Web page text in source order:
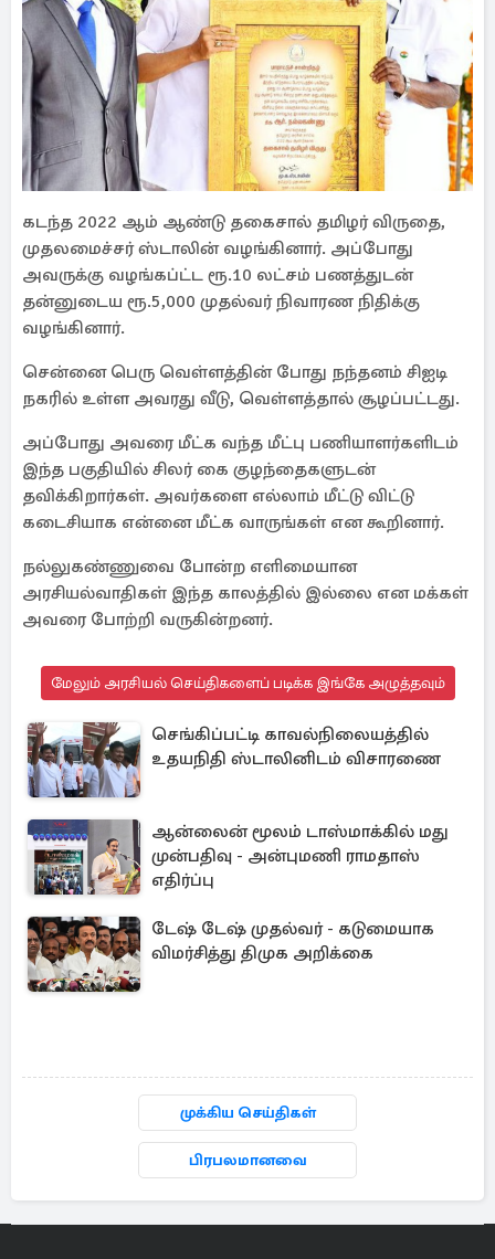
கடந்த 2022 ஆம் ஆண்டு தகைசால் தமிழர் விருதை,
முதலமைச்சர் ஸ்டாலின் வழங்கினார். அப்போது
அவருக்கு வழங்கப்ட்ட ரூ.10 லட்சம் பணத்துடன்
தன்னுடைய ரூ.5,000 முதல்வர் நிவாரண நிதிக்கு
வழங்கினார்.
சென்னை பெரு வெள்ளத்தின் போது நந்தனம் சிஐடி
நகரில் உள்ள அவரது வீடு, வெள்ளத்தால் சூழப்பட்டது.
அப்போது அவரை மீட்க வந்த மீட்பு பணியாளர்களிடம்
இந்த பகுதியில் சிலர் கை குழந்தைகளுடன்
தவிக்கிறார்கள். அவர்களை எல்லாம் மீட்டு விட்டு
கடைசியாக என்னை மீட்க வாருங்கள் என கூறினார்.
நல்லுகண்ணுவை போன்ற எளிமையான
அரசியல்வாதிகள் இந்த காலத்தில் இல்லை என மக்கள்
அவரை போற்றி வருகின்றனர்.
மேலும் அரசியல் செய்திகளைப் படிக்க இங்கே அழுத்தவும்
செங்கிப்பட்டி காவல்நிலையத்தில்
உதயநிதி ஸ்டாலினிடம் விசாரணை
ஆன்லைன் மூலம் டாஸ்மாக்கில் மது
முன்பதிவு - அன்புமணி ராமதாஸ்
எதிர்ப்பு
டேஷ் டேஷ் முதல்வர் - கடுமையாக
விமர்சித்து திமுக அறிக்கை
முக்கிய செய்திகள்
பிரபலமானவை